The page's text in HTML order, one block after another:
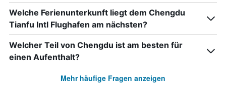
Welche Ferienunterkunft liegt dem Chengdu
Tianfu Intl Flughafen am nächsten?
Welcher Teil von Chengdu ist am besten für
einen Aufenthalt?
Mehr häufige Fragen anzeigen